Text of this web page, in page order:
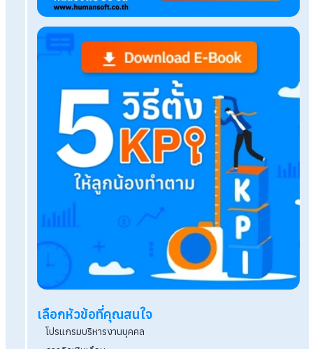
บริการขึ้นระบบ ฟรี ไม่มีค่าใช้จ่ายใดๆ ทั้งสิ้น ยกเลิกเมื่อไหร่ก็ได้
ทดลองใช้งานฟรี
เรื่องที่คุณอาจสนใจ
แจก! คำอวยพรวันวาเลนไทน์ ทั้งภาษาไทยและภาษา